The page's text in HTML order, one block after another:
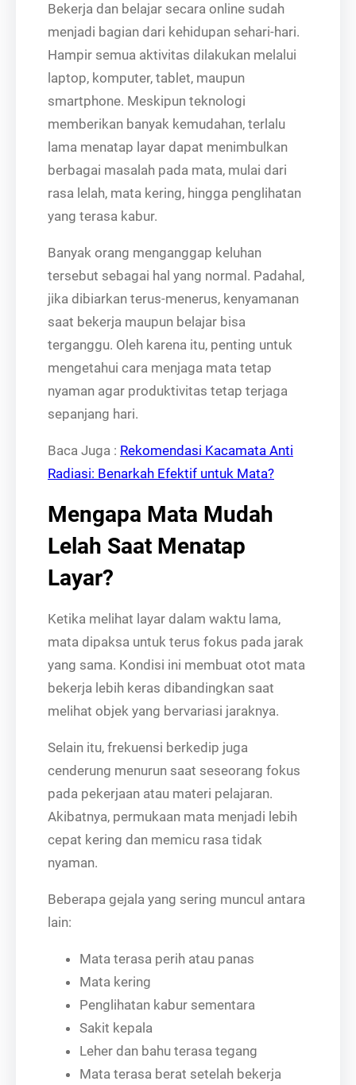
Bekerja dan belajar secara online sudah
menjadi bagian dari kehidupan sehari-hari.
Hampir semua aktivitas dilakukan melalui
laptop, komputer, tablet, maupun
smartphone. Meskipun teknologi
memberikan banyak kemudahan, terlalu
lama menatap layar dapat menimbulkan
berbagai masalah pada mata, mulai dari
rasa lelah, mata kering, hingga penglihatan
yang terasa kabur.
Banyak orang menganggap keluhan
tersebut sebagai hal yang normal. Padahal,
jika dibiarkan terus-menerus, kenyamanan
saat bekerja maupun belajar bisa
terganggu. Oleh karena itu, penting untuk
mengetahui cara menjaga mata tetap
nyaman agar produktivitas tetap terjaga
sepanjang hari.
Baca Juga : Rekomendasi Kacamata Anti
Radiasi: Benarkah Efektif untuk Mata?
Mengapa Mata Mudah
Lelah Saat Menatap
Layar?
Ketika melihat layar dalam waktu lama,
mata dipaksa untuk terus fokus pada jarak
yang sama. Kondisi ini membuat otot mata
bekerja lebih keras dibandingkan saat
melihat objek yang bervariasi jaraknya.
Selain itu, frekuensi berkedip juga
cenderung menurun saat seseorang fokus
pada pekerjaan atau materi pelajaran.
Akibatnya, permukaan mata menjadi lebih
cepat kering dan memicu rasa tidak
nyaman.
Beberapa gejala yang sering muncul antara
lain:
Mata terasa perih atau panas
Mata kering
Penglihatan kabur sementara
Sakit kepala
Leher dan bahu terasa tegang
Mata terasa berat setelah bekerja